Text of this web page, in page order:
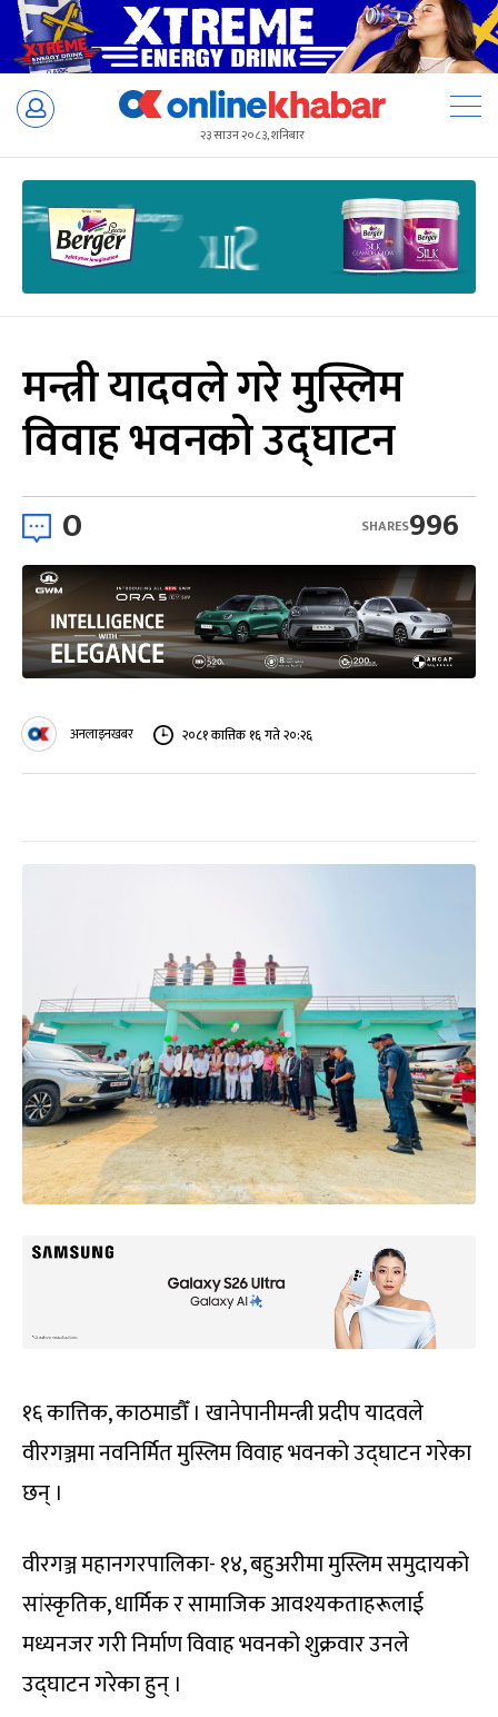
Skip
२३ साउन २०८३, शनिबार
मन्त्री यादवले गरे मुस्लिम
विवाह भवनको उद्घाटन
0 996
SHARES
अनलाइनखबर २०८१ कात्तिक १६ गते २०:२६
१६ कात्तिक, काठमाडौँ । खानेपानीमन्त्री प्रदीप यादवले
वीरगञ्जमा नवनिर्मित मुस्लिम विवाह भवनको उद्घाटन गरेका
छन् ।
वीरगञ्ज महानगरपालिका- १४, बहुअरीमा मुस्लिम समुदायको
सांस्कृतिक, धार्मिक र सामाजिक आवश्यकताहरूलाई
मध्यनजर गरी निर्माण विवाह भवनको शुक्रवार उनले
उद्घाटन गरेका हुन् ।